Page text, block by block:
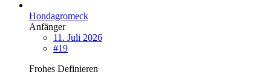
Hondagromeck
Anfänger
11. Juli 2026
#19
Frohes Definieren